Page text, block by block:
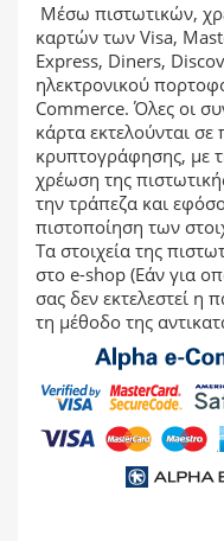
Μέσω πιστωτικών,
καρτών των Visa,
Express, Diners,
ηλεκτρονικού
Commerce. Όλες οι
κάρτα εκτελούνται
κρυπτογράφησης, με
χρέωση της
την τράπεζα και
πιστοποίηση των
Τα στοιχεία της
στο e-shop (Εάν για
σας δεν εκτελεστεί η
τη μέθοδο της